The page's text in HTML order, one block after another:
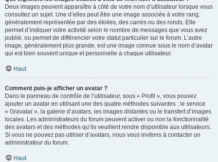
Deux images peuvent apparaître à côté de votre nom d’utilisateur lorsque vous
consultez un sujet. Une d’elles peut être une image associée à votre rang,
généralement représentée par des étoiles, des carrés ou des ronds. Elle
permet d’indiquer votre activité selon le nombre de messages que vous avez
publié, ou permet de différencier votre statut particulier sur le forum. L’autre
image, généralement plus grande, est une image connue sous le nom d’avatar
qui est bien souvent unique et personnelle à chaque utilisateur.
Haut
Comment puis-je afficher un avatar ?
Dans le panneau de contrôle de l’utilisateur, sous « Profil », vous pouvez
ajouter un avatar en utilisant une des quatre méthodes suivantes : le service
« Gravatar », la galerie d’avatars, les images distantes ou le transfert d’images
locales. Les administrateurs du forum peuvent activer ou non la fonctionnalité
des avatars et des méthodes qu’ils veuillent rendre disponible aux utilisateurs.
Si vous ne pouvez pas utiliser d’avatars, nous vous invitons à contacter un
administrateur du forum.
Haut